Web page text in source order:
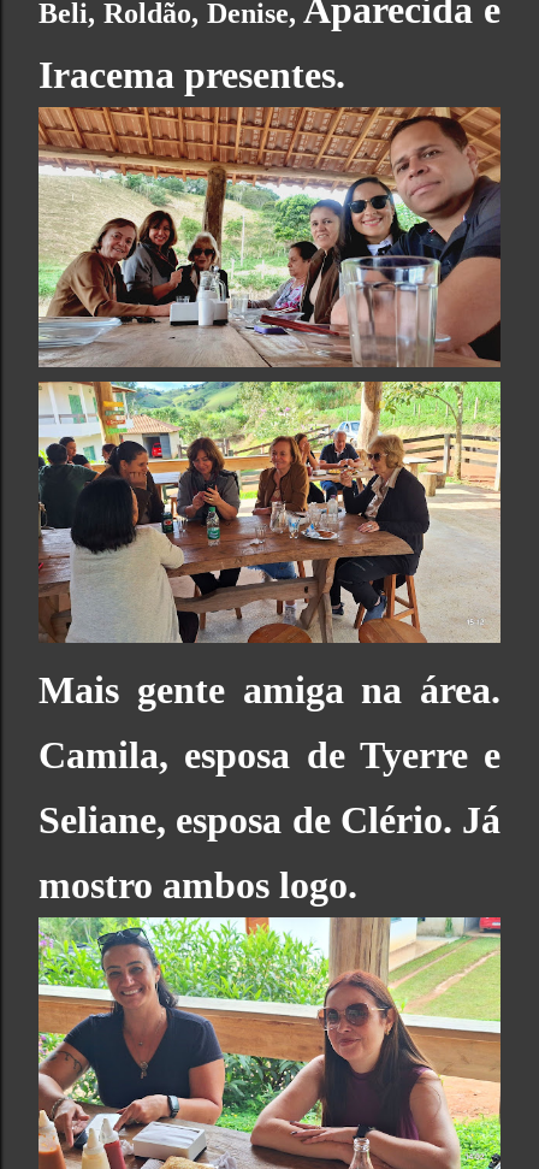
Beli, Roldão, Denise,Aparecida e
Iracema presentes.
Mais gente amiga na área.
Camila, esposa de Tyerre e
Seliane, esposa de Clério. Já
mostro ambos logo.